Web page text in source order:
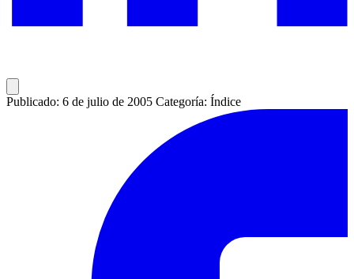
Publicado: 6 de julio de 2005 Categoría: Índice